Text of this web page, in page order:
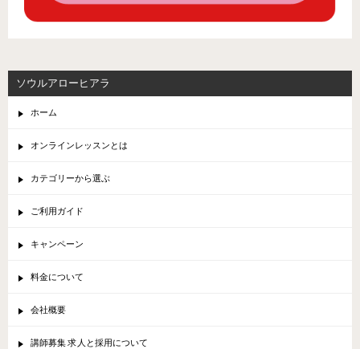
ソウルアローヒアラ
ホーム
オンラインレッスンとは
カテゴリーから選ぶ
ご利用ガイド
キャンペーン
料金について
会社概要
講師募集 求人と採用について